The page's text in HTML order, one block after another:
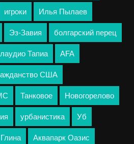
игроки Илья Пылаев
Эз-Завия болгарский перец
Тапиа AFA
США
Танковое Новогорелово
урбанистика Уб
Аквапарк Оазис